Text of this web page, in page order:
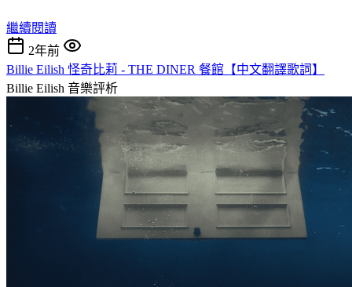
繼續閱讀
2年前
Billie Eilish 怪奇比莉 - THE DINER 餐館【中文翻譯歌詞】
Billie Eilish 音樂評析